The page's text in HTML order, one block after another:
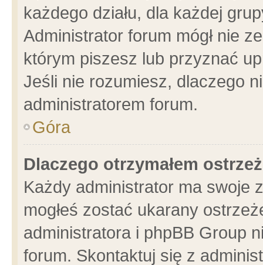
każdego działu, dla każdej
Administrator forum mógł nie
którym piszesz lub przyznać
Jeśli nie rozumiesz, dlaczego
administratorem forum.
Góra
Dlaczego otrzymałem
Każdy administrator ma swoje
mogłeś zostać ukarany
administratora i phpBB Group
forum. Skontaktuj się z